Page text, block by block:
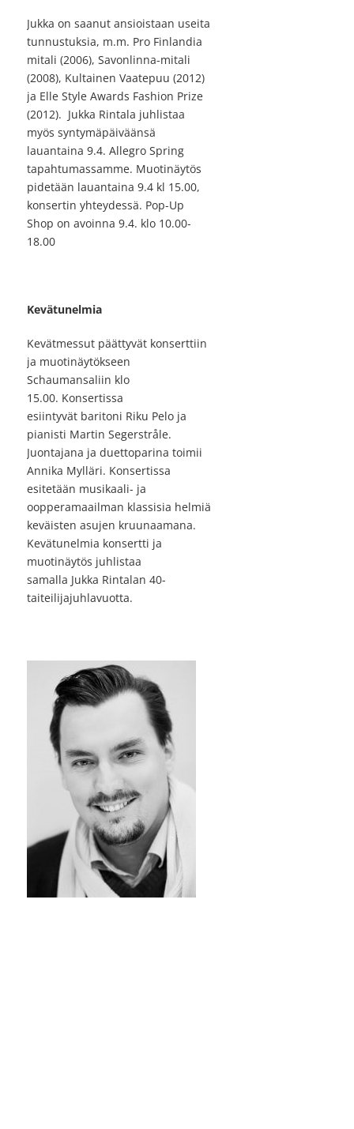
Jukka on saanut ansioistaan useita
tunnustuksia, m.m. Pro Finlandia
mitali (2006), Savonlinna-mitali
(2008), Kultainen Vaatepuu (2012)
ja Elle Style Awards Fashion Prize
(2012). Jukka Rintala juhlistaa
myös syntymäpäiväänsä
lauantaina 9.4. Allegro Spring
tapahtumassamme. Muotinäytös
pidetään lauantaina 9.4 kl 15.00,
konsertin yhteydessä. Pop-Up
Shop on avoinna 9.4. klo 10.00-
18.00
Kevätunelmia
Kevätmessut päättyvät konserttiin
ja muotinäytökseen
Schaumansaliin klo
15.00. Konsertissa
esiintyvät baritoni Riku Pelo ja
pianisti Martin Segerstråle.
Juontajana ja duettoparina toimii
Annika Mylläri. Konsertissa
esitetään musikaali- ja
oopperamaailman klassisia helmiä
keväisten asujen kruunaamana.
Kevätunelmia konsertti ja
muotinäytös juhlistaa
samalla Jukka Rintalan 40-
taiteilijajuhlavuotta.